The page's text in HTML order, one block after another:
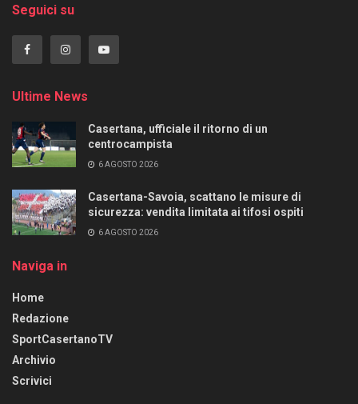
Seguici su
Ultime News
Casertana, ufficiale il ritorno di un
centrocampista
6 AGOSTO 2026
Casertana-Savoia, scattano le misure di
sicurezza: vendita limitata ai tifosi ospiti
6 AGOSTO 2026
Naviga in
Home
Redazione
SportCasertanoTV
Archivio
Scrivici